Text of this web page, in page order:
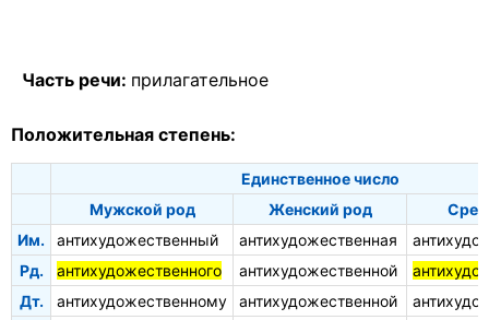
Часть речи: прилагательное
Положительная степень:
Единственное число
Мужской род
Женский род
Им.
антихудожественный антихудожественная
Рд.
антихудожественного антихудожественной
Дт.
антихудожественному антихудожественной